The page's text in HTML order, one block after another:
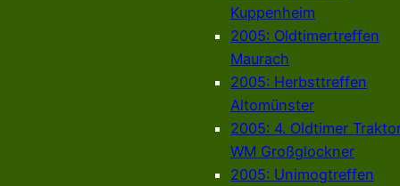
Kuppenheim
2005: Oldtimertreffen
Maurach
2005: Herbsttreffen
Altomünster
2005: 4. Oldtimer
WM Großglockner
2005: Unimogtreffen